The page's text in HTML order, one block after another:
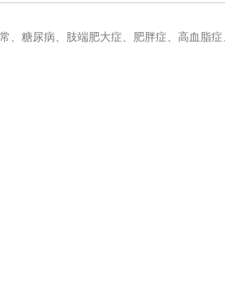
、糖尿病、肢端肥大症、肥胖症、高血脂